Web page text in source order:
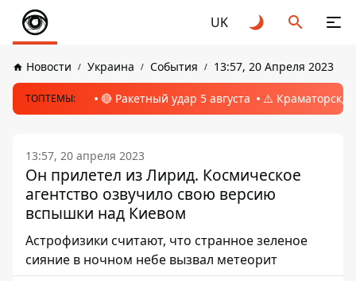
UK
Новости Украина События 13:57, 20 Апреля 2023
ТОПТЕМЫ: 🔴 Ракетный удар 5 августа ⚠️ Краматорск,
13:57, 20 апреля 2023
Он прилетел из Лирид. Космическое
агентство озвучило свою версию
вспышки над Киевом
Астрофизики считают, что странное зеленое
сияние в ночном небе вызвал метеорит